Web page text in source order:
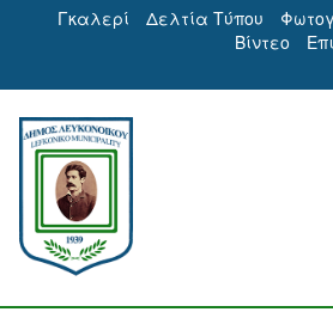
Γκαλερί Δελτία Τύπου
Βίντεο